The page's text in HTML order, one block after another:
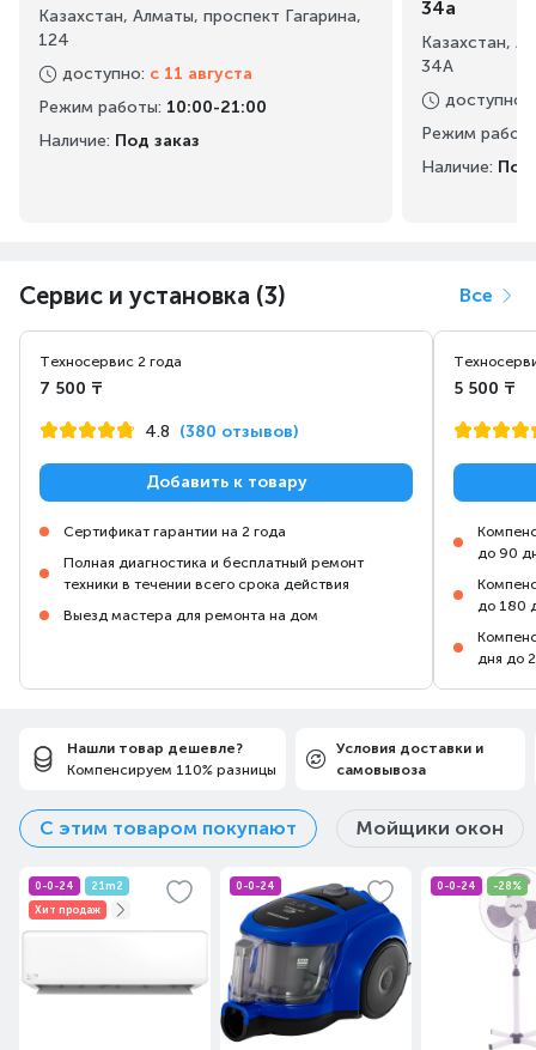
Эргономичная противоскользящая ручка Easy
Grip удобно и прочно лежит в руке. Вы можете
с легкостью контролировать движение, не
утомляясь и не рискуя выронить ее из рук. К
тому же она свободно вращается, так что
Удобная система хранения
Насадка 2 в 1 хранится под ручкой для
переноски, откуда ее легко достать, когда она
труднодоступных мест.
Казахстан, Алматы, проспект Гагарина,
124
доступно: с 11 августа
Режим работы: 10:00-21:00
Наличие: Под заказ
34а
Казахстан,
34А
доступно
Режим
Наличие: Под
Сервис и установка (3) Все
Техносервис 2 года
7 500 ₸
4.8 (380 отзывов)
Добавить к товару
Сертификат гарантии на 2 года
Полная диагностика и бесплатный ремонт
техники в течении всего срока действия
Выезд мастера для ремонта на дом
5 500 ₸
до 90
до 180
дня до
Нашли товар дешевле?
Компенсируем 110% разницы
Условия доставки и
самовывоза
С этим товаром покупают Мойщики окон
0-0-24
21m2
Хит продаж
0-0-24 0-0-24 -28%